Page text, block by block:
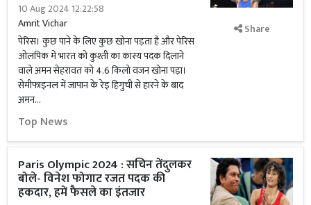
10 Aug 2024 12:22:58
Amrit Vichar
पेरिस। कुछ पाने के लिए कुछ खोना पड़ता है और पेरिस
ओलंपिक में भारत को कुश्ती का कांस्य पदक दिलाने
वाले अमन सेहरावत को 4.6 किलो वजन खोना पड़ा।
सेमीफाइनल में जापान के रेइ हिगुची से हारने के बाद
अमन...
Top News
Share
Paris Olympic 2024 : सचिन तेंदुलकर
बोले- विनेश फोगाट रजत पदक की
हकदार, हमें फैसले का इंतजार